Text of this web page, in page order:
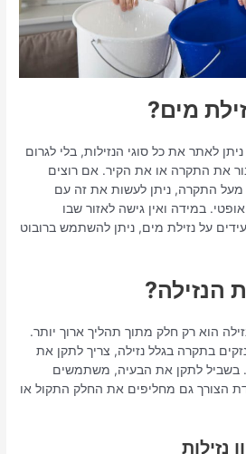
מים?
לאתר את כל סוגי הנזילות, בלי לגרום
את התקרה או את הקיר. אם רוצים
מעל התקרה, ניתן לעשות את זה עם
במידה ואין גישה לאזור שבו
על נזילת מים, ניתן להשתמש ברובוט
הנזילה?
הוא רק חלק מתוך תהליך ארוך יותר.
בתקרה בגלל נזילה, צריך לתקן את
בשביל לתקן את הבעיה, משתמשים
הצורך גם מחליפים את החלק התקול או
נזילות